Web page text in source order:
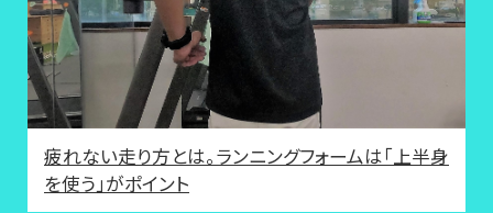
疲れない走り方とは。ランニングフォームは「上半身
を使う」がポイント